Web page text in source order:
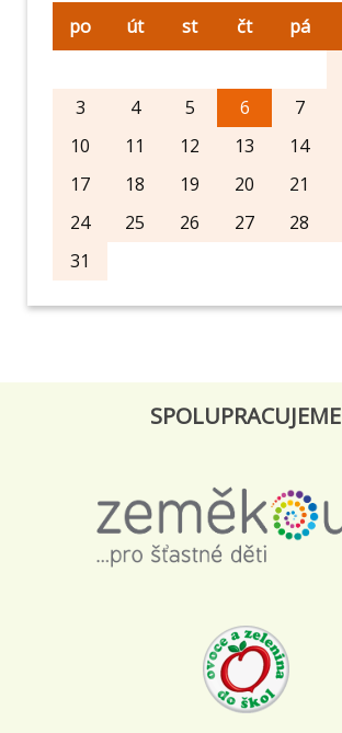
po út st čt pá
3
4 5 6 7
10
11 12 13 14
17
18 19 20 21
24
25 26 27 28
31
SPOLUPRACUJEME